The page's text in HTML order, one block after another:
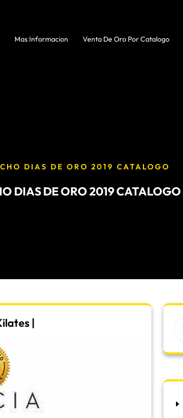
Mas Informacion Venta De Oro Por Catalogo
DIAS DE ORO 2019 CATALOGO
DIAS DE ORO 2019 CATALOGO
|